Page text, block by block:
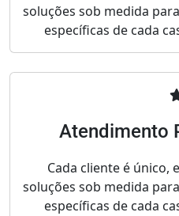
soluções sob medida
específicas de cada
Atendimento
Cada cliente é único,
soluções sob medida
específicas de cada